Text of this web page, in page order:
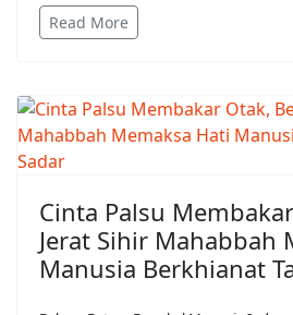
Read More
Cinta Palsu
Jerat Sihir Mahabbah
Manusia Berkhianat